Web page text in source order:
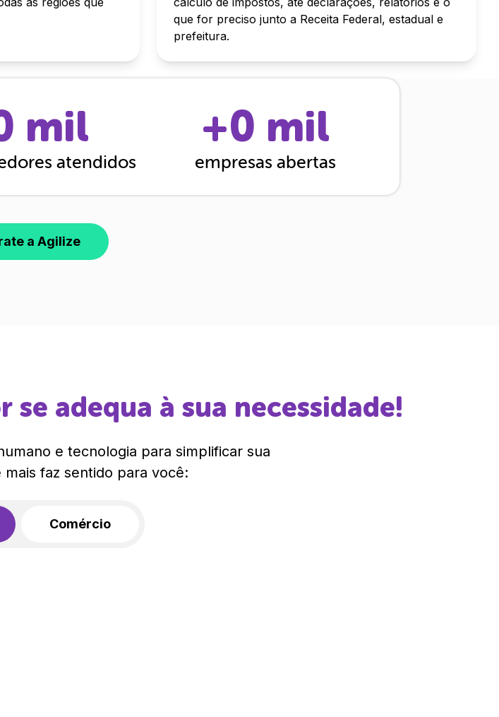
que for preciso junto a Receita Federal, estadual e
prefeitura.
mil
atendidos
+0 mil
empresas abertas
a Agilize
adequa à sua necessidade!
e tecnologia para simplificar sua
mais faz sentido para você:
Comércio